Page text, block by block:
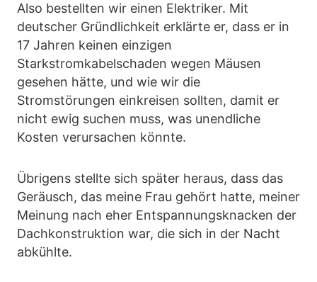
Also bestellten wir einen Elektriker. Mit
deutscher Gründlichkeit erklärte er, dass er in
17 Jahren keinen einzigen
Starkstromkabelschaden wegen Mäusen
gesehen hätte, und wie wir die
Stromstörungen einkreisen sollten, damit er
nicht ewig suchen muss, was unendliche
Kosten verursachen könnte.
Übrigens stellte sich später heraus, dass das
Geräusch, das meine Frau gehört hatte, meiner
Meinung nach eher Entspannungsknacken der
Dachkonstruktion war, die sich in der Nacht
abkühlte.